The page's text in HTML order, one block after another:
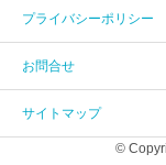
プライバシーポリシー
お問合せ
サイトマップ
©